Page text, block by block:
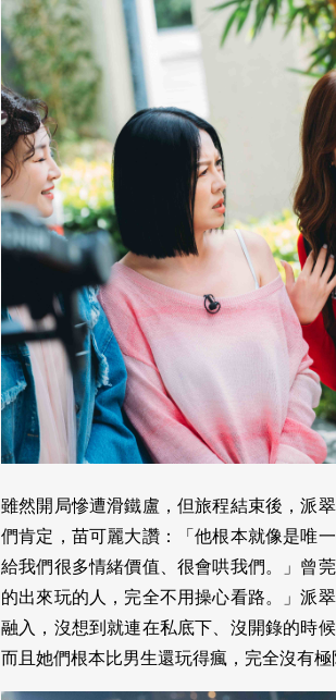
雖然開局慘遭滑鐵盧，但旅程結束後，派
們肯定，苗可麗大讚：「他根本就像是唯
給我們很多情緒價值、很會哄我們。」曾
的出來玩的人，完全不用操心看路。」派
融入，沒想到就連在私底下、沒開錄的時
而且她們根本比男生還玩得瘋，完全沒有極